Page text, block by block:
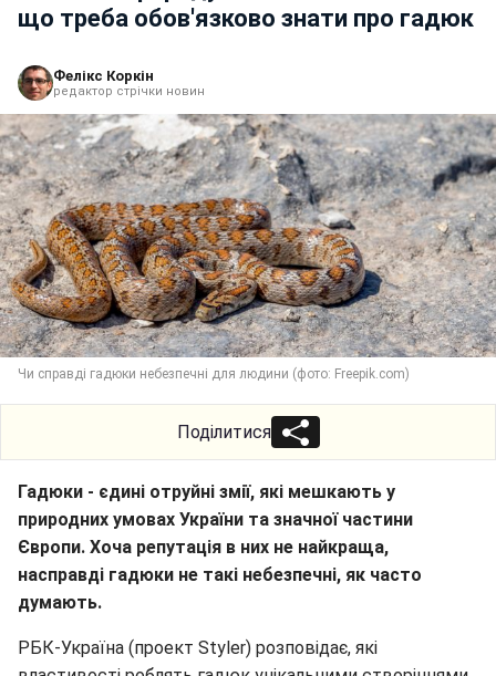
що треба обов'язково знати про гадюк
Фелікс Коркін
редактор стрічки новин
Чи справді гадюки небезпечні для людини (фото: Freepik.com)
Поділитися
Гадюки - єдині отруйні змії, які мешкають у
природних умовах України та значної частини
Європи. Хоча репутація в них не найкраща,
насправді гадюки не такі небезпечні, як часто
думають.
РБК-Україна (проект Styler) розповідає, які